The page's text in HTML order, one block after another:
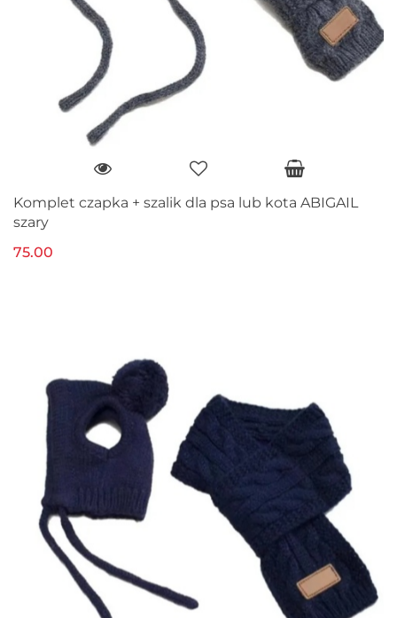
Komplet czapka + szalik dla psa lub kota ABIGAIL
szary
75.00